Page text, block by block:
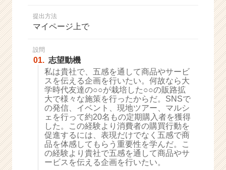
ス
が
届
く
就
活
サ
イ
ト
チ
ア
提出方法
マイページ上で
設問
01. 志望動機
私は貴社で、五感を通して商品やサービ
スを伝える企画を行いたい。何故なら大
学時代友達の○○が栽培した○○の販路拡
大で様々な施策を行ったからだ。SNSで
の発信、イベント、現地ツアー、マルシ
ェを行って約20名もの定期購入者を獲得
した。この経験より消費者の購買行動を
促進するには、表現だけでなく五感で商
品を体感してもらう重要性を学んだ。こ
の経験より貴社で五感を通して商品やサ
ービスを伝える企画を行いたい。